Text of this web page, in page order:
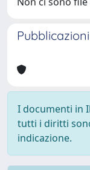
I documenti in
tutti i diritti
indicazione.